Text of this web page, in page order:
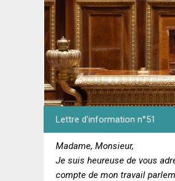
Lettre d'information n°51
Madame, Monsieur,
Je suis heureuse de vous
compte de mon travail